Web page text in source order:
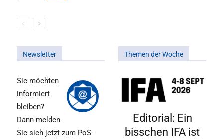
Newsletter
Sie möchten
informiert
bleiben?
Dann melden
Sie sich jetzt zum PoS-
Themen der Woche
Editorial: Ein
bisschen IFA ist